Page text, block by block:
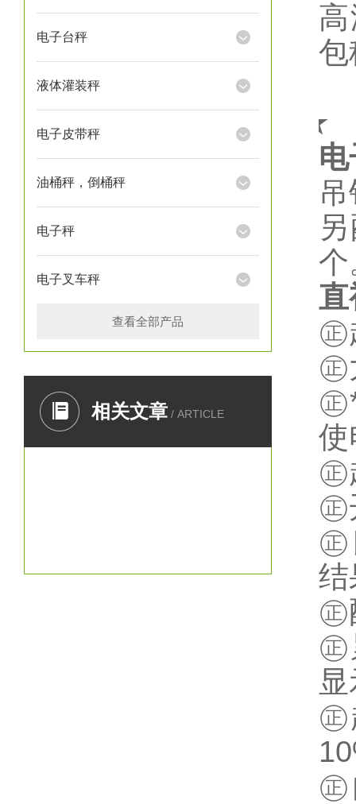
电子台秤
液体灌装秤
电子皮带秤
油桶秤，倒桶秤
电子秤
电子叉车秤
查看全部产品
相关文章 / ARTICLE
包
★
个
使
结